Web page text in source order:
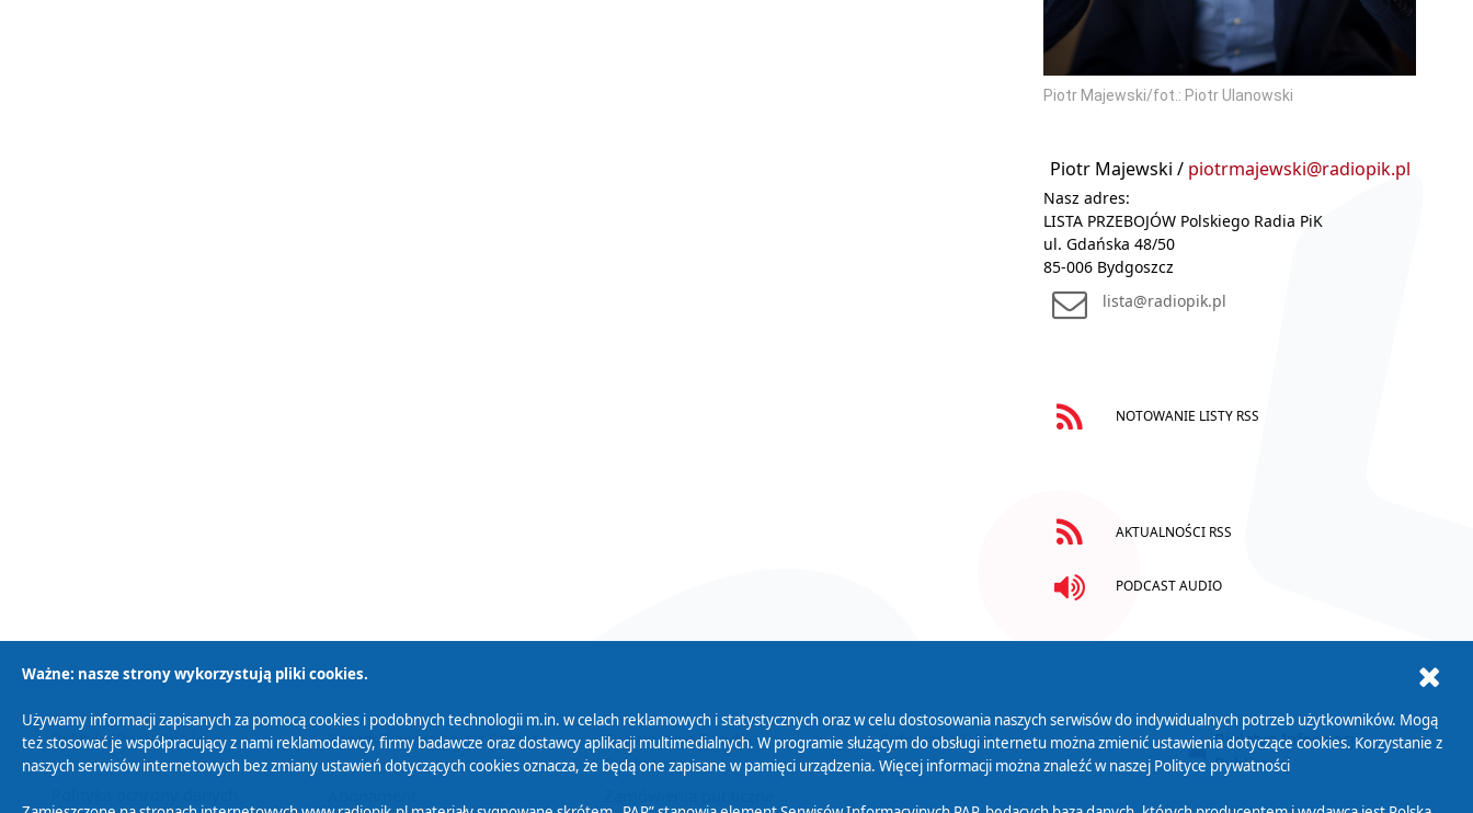
Piotr Majewski/fot.: Piotr Ulanowski
Piotr Majewski / piotrmajewski@radiopik.pl
Nasz adres:
LISTA PRZEBOJÓW Polskiego Radia PiK
ul. Gdańska 48/50
85-006 Bydgoszcz
lista@radiopik.pl
NOTOWANIE LISTY RSS
AKTUALNOŚCI RSS
PODCAST AUDIO
Polityka Prywatności Zasady korzystania z Serwisu
Organizacje Pożytku
Publicznego
Cyfryzacja DAB+
Biuletyn Informacji
Publicznej
Ważne: nasze strony wykorzystują pliki cookies.
Używamy informacji zapisanych za pomocą cookies i podobnych technologii m.in. w celach reklamowych i statystycznych oraz w celu dostosowania naszych serwisów do indywidualnych potrzeb użytkowników. Mogą
też stosować je współpracujący z nami reklamodawcy, firmy badawcze oraz dostawcy aplikacji multimedialnych. W programie służącym do obsługi internetu można zmienić ustawienia dotyczące cookies. Korzystanie z
naszych serwisów internetowych bez zmiany ustawień dotyczących cookies oznacza, że będą one zapisane w pamięci urządzenia. Więcej informacji można znaleźć w naszej Polityce prywatności